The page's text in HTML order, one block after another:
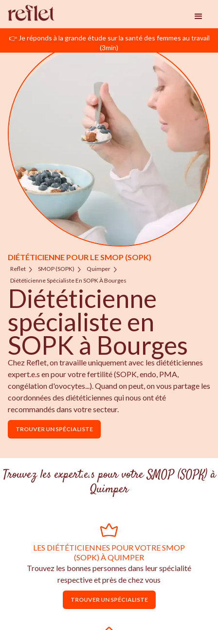
👉 Je réponds à la grande étude sur la santé des femmes au travail
(3min)
DIÉTÉTICIENNE POUR LE SMOP (SOPK)
Reflet SMOP (SOPK)
Quimper
Diététicienne Spécialiste En SOPK À Bourges
Diététicienne
spécialiste en
SOPK à Bourges
Chez Reflet, on travaille uniquement avec les diététiciennes
expert.e.s en pour votre fertilité (SOPK, endo, PMA,
congélation d'ovocytes...). Quand on peut, on vous partage les
coordonnées des diététiciennes qui nous ont été
recommandés dans votre secteur.
TROUVER UN SPÉCIALISTE
Trouvez les expert.e.s pour votre SMOP (SOPK) à
Quimper
LES DIÉTÉTICIENNES POUR VOTRE SMOP
(SOPK) À QUIMPER
Trouvez les bonnes personnes dans leur spécialité
respective et près de chez vous
TROUVER UN SPÉCIALISTE